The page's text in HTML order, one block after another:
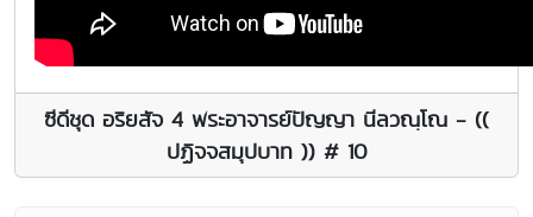
ซีดีชุด อริยสัจ 4 พระอาจารย์ปัญญา นีลวณฺโณ - ((
ปฏิจจสมุปบาท )) # 10